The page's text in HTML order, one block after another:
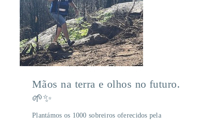
Mãos na terra e olhos no futuro.
🌱✨
Plantámos os 1000 sobreiros oferecidos pela